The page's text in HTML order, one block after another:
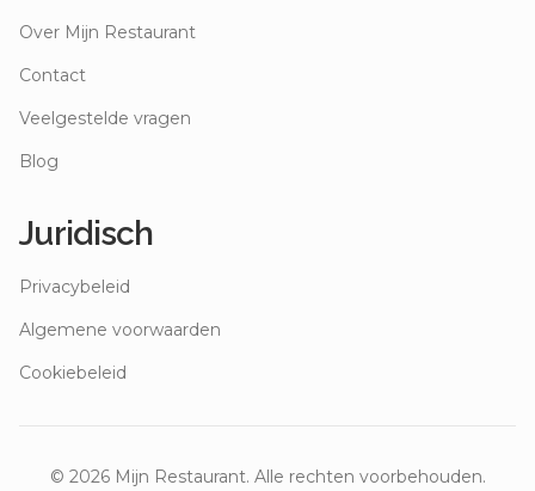
Over Mijn Restaurant
Contact
Veelgestelde vragen
Blog
Juridisch
Privacybeleid
Algemene voorwaarden
Cookiebeleid
© 2026Mijn Restaurant. Alle rechten voorbehouden.